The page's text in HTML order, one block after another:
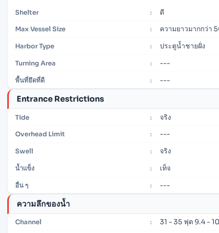
Shelter : ดี
Max Vessel Size : ความยาวมากกว่า
Harbor Type : ประตูน้ำชายฝั่ง
Turning Area : ---
พื้นที่ยึดที่ดี : ---
Entrance Restrictions
Tide : จริง
Overhead Limit : ---
Swell : จริง
น้ำแข็ง : เท็จ
อื่น ๆ : ---
ความลึกของน้ำ
Channel : 31 - 35 ฟุต 9.4 -